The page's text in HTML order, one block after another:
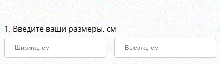
1. Введите ваши размеры, см